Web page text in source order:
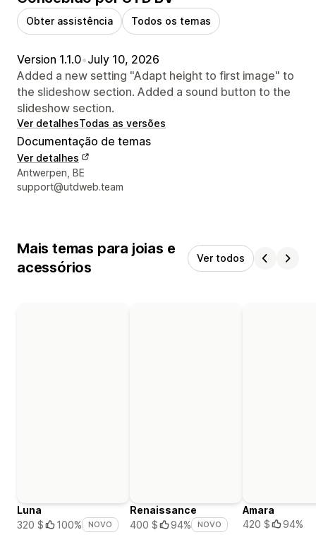
Obter assistência Todos os temas
Version 1.1.0•July 10, 2026
Added a new setting "Adapt height to first image" to
the slideshow section. Added a sound button to the
slideshow section.
Ver detalhesTodas as versões
Documentação de temas
Ver detalhes
Detalhes de contacto do designer
Antwerpen, BE
support@utdweb.team
Mais temas para joias e
acessórios
Ver todos
Luna
320 $
100% NOVO
Renaissance
400 $
94% NOVO
Amara
420 $
94%